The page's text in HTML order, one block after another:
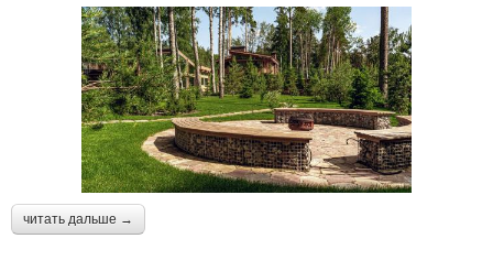
читать дальше →